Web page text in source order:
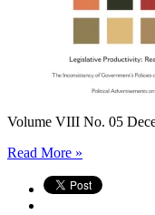
Volume VIII No. 05
Read More »